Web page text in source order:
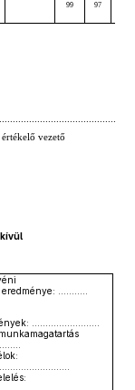
99 97
értékelő vezető
kívül
...........
.........................